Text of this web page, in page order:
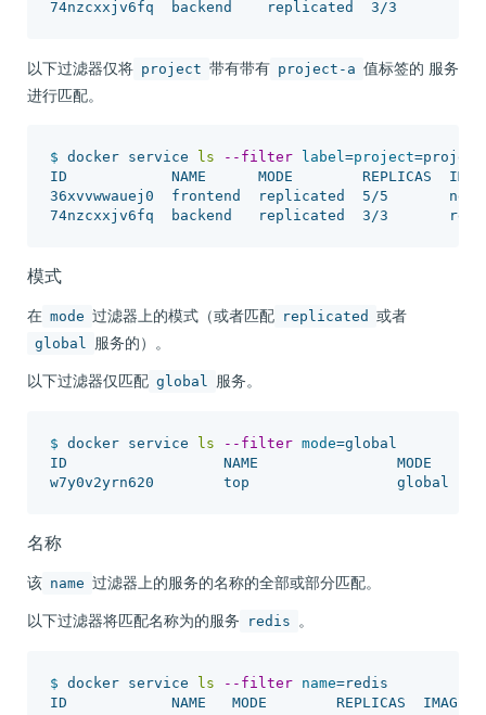
以下过滤器仅将 project 带有带有 project-a 值标签的 服务
进行匹配。
$ docker service ls --filter label =project=
ID            NAME      MODE        REPLICAS
36xvvwwauej0  frontend  replicated  5/5
模式
在 mode 过滤器上的模式（或者匹配 replicated 或者
global 服务的）。
以下过滤器仅匹配 global 服务。
$ docker service ls --filter mode=global
ID                  NAME                MODE
名称
该 name 过滤器上的服务的名称的全部或部分匹配。
以下过滤器将匹配名称为的服务
redis 。
$ docker service ls --filter name=redis
ID            NAME   MODE        REPLICAS  IMAGE